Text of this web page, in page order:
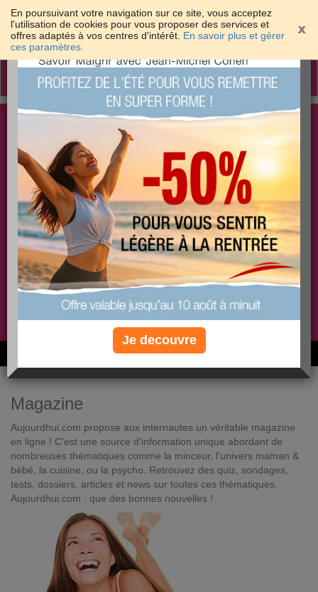
En poursuivant votre navigation sur ce site, vous acceptez
l'utilisation de cookies pour vous proposer des services et
offres adaptés à vos centres d'intérêt. En savoir plus et gérer
ces paramètres.
Toggle
Les meilleures solutions pour maigrir et être bien
dans sa peau
PLUS
EFFICACE
PLUS
SANTÉ
PLUS
COACHING
Non, je préfère le régime gratuit
6M de personnes ont maigri et réappris à manger avec nous
Magazine
Aujourdhui.com propose aux internautes un véritable magazine
en ligne ! C'est une source d'information unique abordant de
nombreuses thématiques comme la minceur, l'univers maman &
bébé, la cuisine, ou la psycho. Retrouvez des quiz, sondages,
tests, dossiers, articles et news sur toutes ces thématiques.
Aujourdhui.com : que des bonnes nouvelles !
×
Je decouvre